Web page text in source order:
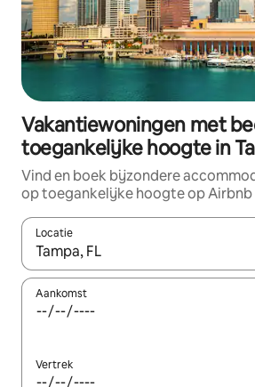
Vakantiewoningen met
toegankelijke hoogte in
Vind en boek bijzondere
op toegankelijke hoogte op Airbnb
Locatie
Wanneer er resultaten beschikbaar
Aankomst
Vertrek